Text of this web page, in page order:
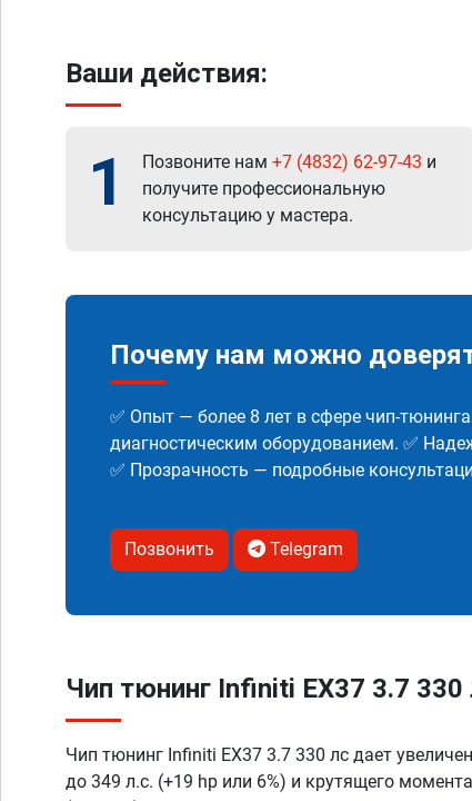
Ваши действия:
1 Позвоните нам +7 (4832) 62-97-43 и
получите профессиональную
консультацию у мастера.
Почему нам можно
✅ Опыт — более 8 лет в сфере чип-
диагностическим оборудованием. ✅
✅ Прозрачность — подробные
Позвонить Telegram
Чип тюнинг Infiniti EX37 3.7 330
Чип тюнинг Infiniti EX37 3.7 330 лс дает
до 349 л.с. (+19 hp или 6%) и крутящего